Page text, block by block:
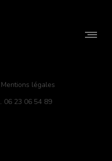
légales
06 23 06 54 89